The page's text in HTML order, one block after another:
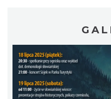
Warsztaty
spółka